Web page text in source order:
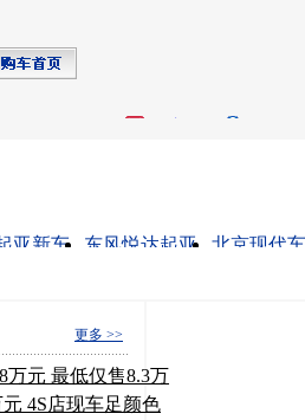
亚新车 东风悦达起亚
北京现代车
更多 >>
万元 最低仅售8.3万
4S店现车足颜色